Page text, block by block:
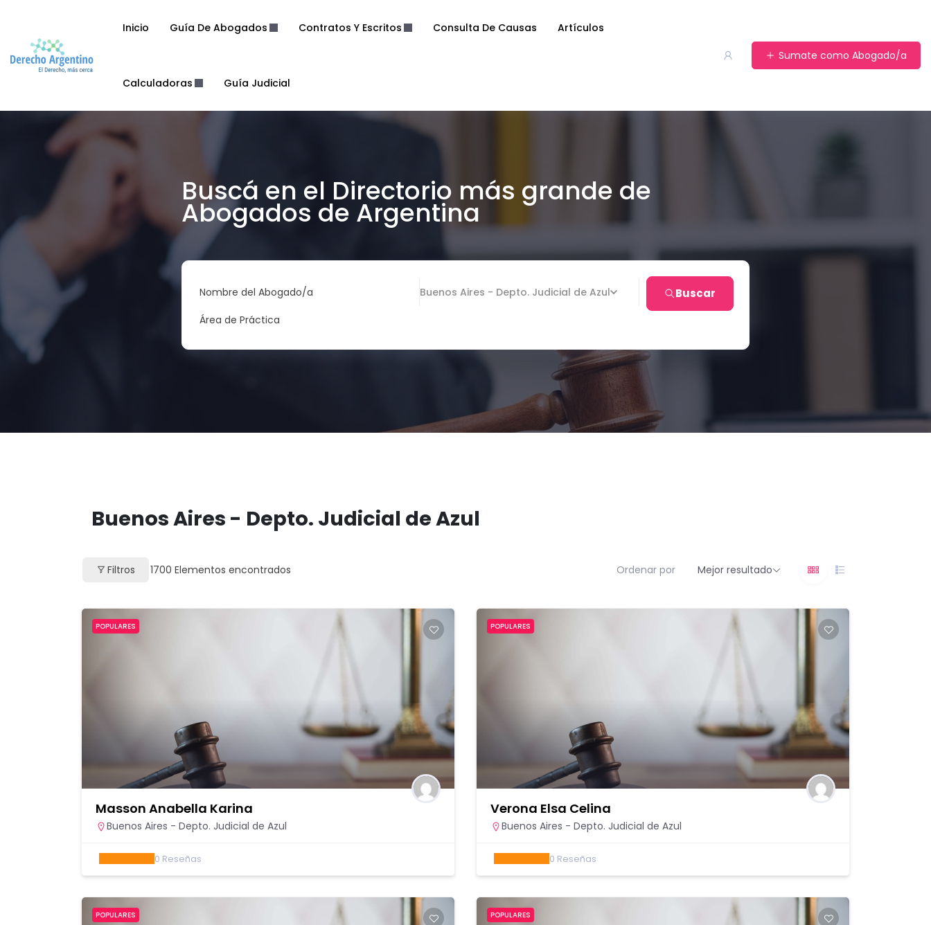
Inicio Guía De Abogados Contratos Y Escritos Consulta De Causas Artículos
Calculadoras Guía Judicial
Sumate como Abogado/a
Buscá en el Directorio más grande de
Abogados de Argentina
Nombre del Abogado/a
Buenos Aires - Depto. Judicial de Azul
Área de Práctica
Buscar
Buenos Aires - Depto. Judicial de Azul
Filtros 1700 Elementos encontrados Ordenar por Mejor resultado
POPULARES
Masson Anabella Karina
Buenos Aires - Depto. Judicial de Azul
0 Reseñas
POPULARES
Verona Elsa Celina
Buenos Aires - Depto. Judicial de Azul
0 Reseñas
POPULARES POPULARES